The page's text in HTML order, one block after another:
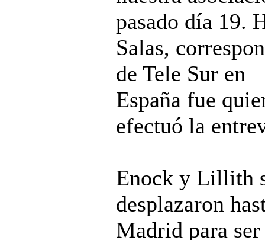
pasado día 19.
Salas,
de Tele Sur en
España fue
efectuó la
Enock y Lillith
desplazaron
Madrid para ser